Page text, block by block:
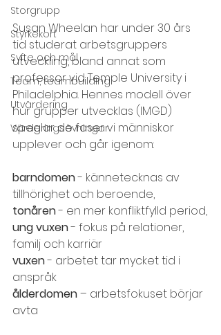
Storgrupp
Styrkekort
Syfte och mål
Team, teambuilding
Utvärdering
Värderingsövningar
Susan Wheelan har under 30 års
tid studerat arbetsgruppers
utveckling, bland annat som
professor vid Temple University i
Philadelphia. Hennes modell över
hur grupper utvecklas (IMGD)
speglar de faser vi människor
upplever och går igenom:
barndomen - kännetecknas av
tillhörighet och beroende,
tonåren - en mer konfliktfylld period,
ung vuxen - fokus på relationer,
familj och karriär
vuxen - arbetet tar mycket tid i
anspråk
ålderdomen – arbetsfokuset börjar
avta